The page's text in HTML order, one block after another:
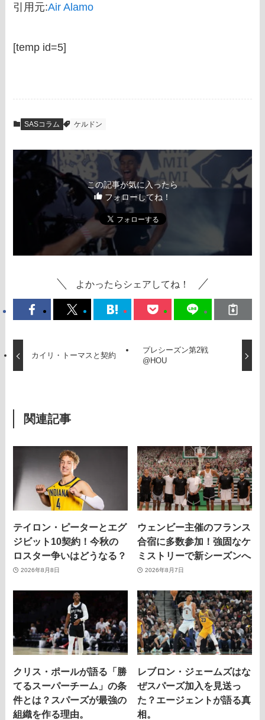
引用元:Air Alamo
[temp id=5]
SASコラム ケルドン
この記事が気に入ったら
フォローしてね！
よかったらシェアしてね！
カイリ・トーマスと契約
プレシーズン第2戦
@HOU
関連記事
テイロン・ピーターとエグ
ジビット10契約！今秋の
ロスター争いはどうなる？
2026年8月8日
ウェンビー主催のフランス
合宿に多数参加！強固なケ
ミストリーで新シーズンへ
2026年8月7日
クリス・ポールが語る「勝
てるスーパーチーム」の条
件とは？スパーズが最強の
組織を作る理由。
レブロン・ジェームズはな
ぜスパーズ加入を見送っ
た？エージェントが語る真
相。